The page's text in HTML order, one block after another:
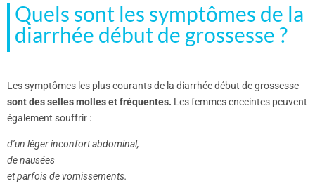
Quels sont les symptômes de la
diarrhée début de grossesse ?
Les symptômes les plus courants de la diarrhée début de grossesse
sont des selles molles et fréquentes. Les femmes enceintes peuvent
également souffrir :
d’un léger inconfort abdominal,
de nausées
et parfois de vomissements.